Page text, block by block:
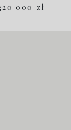
000 zł